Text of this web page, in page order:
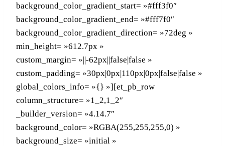
background_color_gradient_start= »#fff3f0″
background_color_gradient_end= »#fff7f0″
background_color_gradient_direction= »72deg »
min_height= »612.7px »
custom_margin= »||-62px||false|false »
custom_padding= »30px|0px|110px|0px|false|false »
global_colors_info= »{} »][et_pb_row
column_structure= »1_2,1_2″
_builder_version= »4.14.7″
background_color= »RGBA(255,255,255,0) »
background_size= »initial »